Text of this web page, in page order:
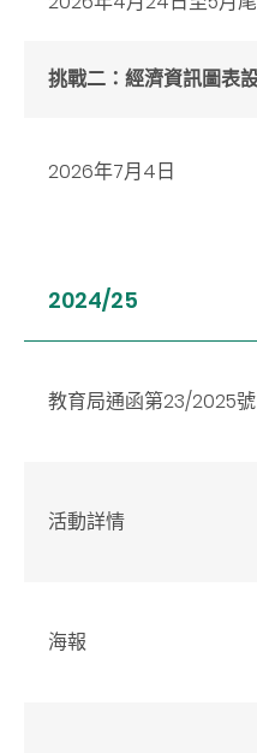
挑戰二：經濟資訊圖
2026年7月4日
2024/25
教育局通函第23/2025號
活動詳情
海報